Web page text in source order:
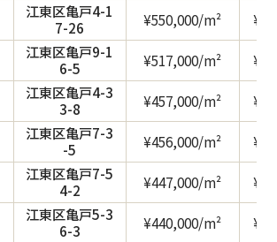
江東区亀戸4-1
7-26
¥550,000/m²
江東区亀戸9-1
6-5
¥517,000/m²
江東区亀戸4-3
3-8
¥457,000/m²
江東区亀戸7-3
-5
¥456,000/m²
江東区亀戸7-5
4-2
¥447,000/m²
江東区亀戸5-3
6-3
¥440,000/m²